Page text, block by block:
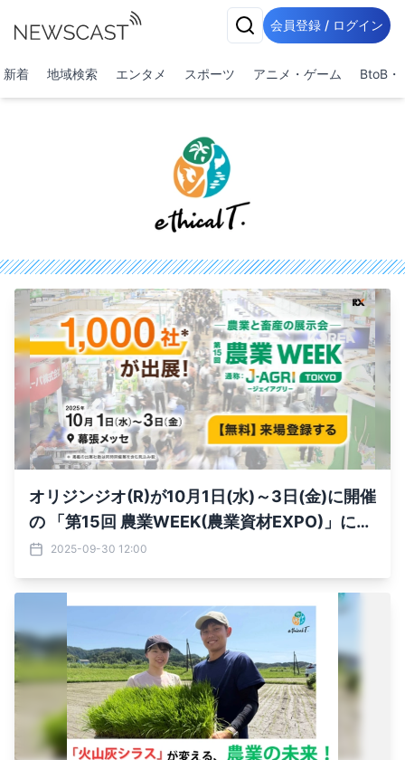
会員登録 / ログイン
新着 地域検索 エンタメ スポーツ アニメ・ゲーム BtoB・
オリジンジオ(R)が10月1日(水)～3日(金)に開催
の 「第15回 農業WEEK(農業資材EXPO)」に初
出展！ ～鹿児島発・自然派バイオ資材に注目～
2025-09-30 12:00